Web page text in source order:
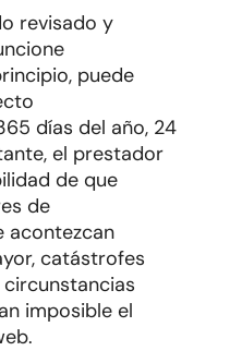
revisado y
puede
días del año, 24
el prestador
de que
de
acontezcan
catástrofes
circunstancias
imposible el